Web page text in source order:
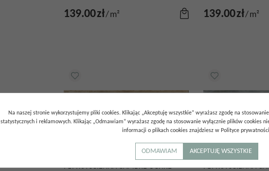
139.00zł/m² 139.00zł/m²
PŁYTKA ŚCIENNA CAMBRE OCHRE
PŁYTKA ŚCIENNA
Na naszej stronie wykorzystujemy pliki cookies. Klikając „Akceptuję wszystkie” wyrażasz zgodę na
statystycznych i reklamowych. Klikając „Odmawiam” wyrażasz zgodę na stosowanie wyłącznie plików cookies
informacji o plikach cookies znajdziesz w Polityce
ODMAWIAM AKCEPTUJĘ WSZYSTKIE